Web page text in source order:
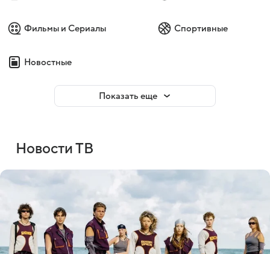
Фильмы и Сериалы Спортивные
Новостные
Показать еще
Новости ТВ